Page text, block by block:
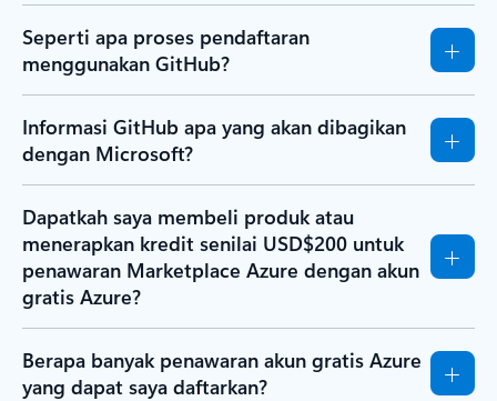
Seperti apa proses pendaftaran
menggunakan GitHub?
Informasi GitHub apa yang akan dibagikan
dengan Microsoft?
Dapatkah saya membeli produk atau
menerapkan kredit senilai USD$200 untuk
penawaran Marketplace Azure dengan akun
gratis Azure?
Berapa banyak penawaran akun gratis Azure
yang dapat saya daftarkan?